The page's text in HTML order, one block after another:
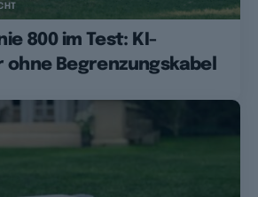
800 im Test: KI-
Begrenzungskabel